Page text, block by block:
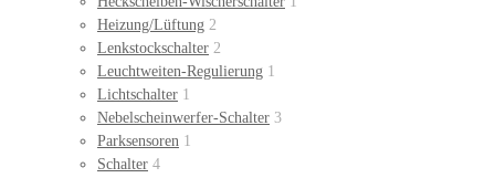
Heizung/Lüftung 2
Lenkstockschalter 2
Leuchtweiten-Regulierung 1
Lichtschalter 1
Nebelscheinwerfer-Schalter 3
Parksensoren 1
Schalter 4